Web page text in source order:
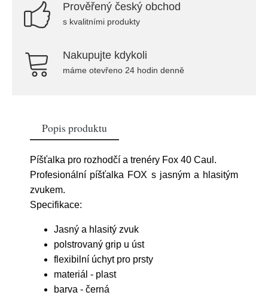
Prověřený český obchod
s kvalitními produkty
Nakupujte kdykoli
máme otevřeno 24 hodin denně
Popis produktu
Píšťalka pro rozhodčí a trenéry Fox 40 Caul.
Profesionální píšťalka FOX s jasným a hlasitým
zvukem.
Specifikace:
Jasný a hlasitý zvuk
polstrovaný grip u úst
flexibilní úchyt pro prsty
materiál - plast
barva - černá